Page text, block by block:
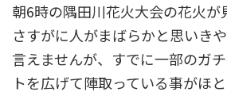
朝6時の隅田川花火大会の花火が
さすがに人がまばらかと思いき
言えませんが、すでに一部のガ
トを広げて陣取っている事がほと